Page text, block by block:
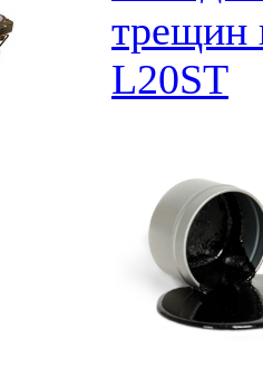
трещин
L20SТ